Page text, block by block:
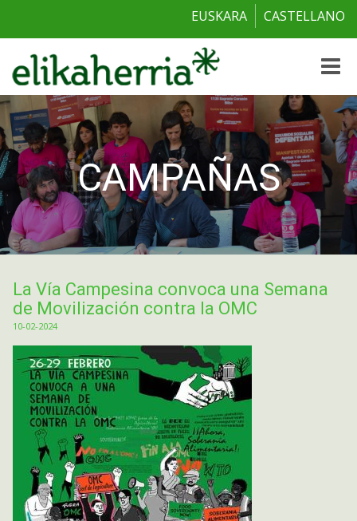
EUSKARA CASTELLANO
Toggle
CAMPAÑAS
La Vía Campesina convoca una Semana
de Movilización contra la OMC
10-02-2024